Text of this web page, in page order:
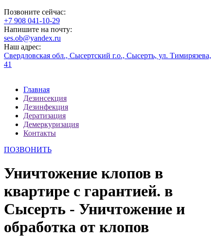
Позвоните сейчас:
‪+7 908 041-10-29
Напишите на почту:
ses.ob@yandex.ru
Наш адрес:
Свердловская обл., Сысертский г.о., Сысерть, ул. Тимирязева,
41
Главная
Дезинсекция
Дезинфекция
Дератизация
Демеркуризация
Контакты
ПОЗВОНИТЬ
Уничтожение клопов в
квартире с гарантией. в
Сысерть - Уничтожение и
обработка от клопов